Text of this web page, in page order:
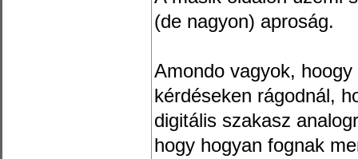
(de nagyon) aproság.
Amondo vagyok,
kérdéseken rágodnál,
digitális szakasz
hogy hogyan fognak